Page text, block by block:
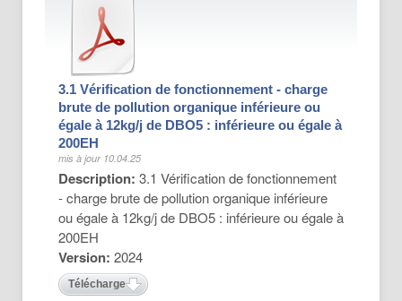
3.1 Vérification de fonctionnement - charge
brute de pollution organique inférieure ou
égale à 12kg/j de DBO5 : inférieure ou égale à
200EH
mis à jour 10.04.25
Description: 3.1 Vérification de fonctionnement
- charge brute de pollution organique inférieure
ou égale à 12kg/j de DBO5 : inférieure ou égale à
200EH
Version: 2024
Télécharger